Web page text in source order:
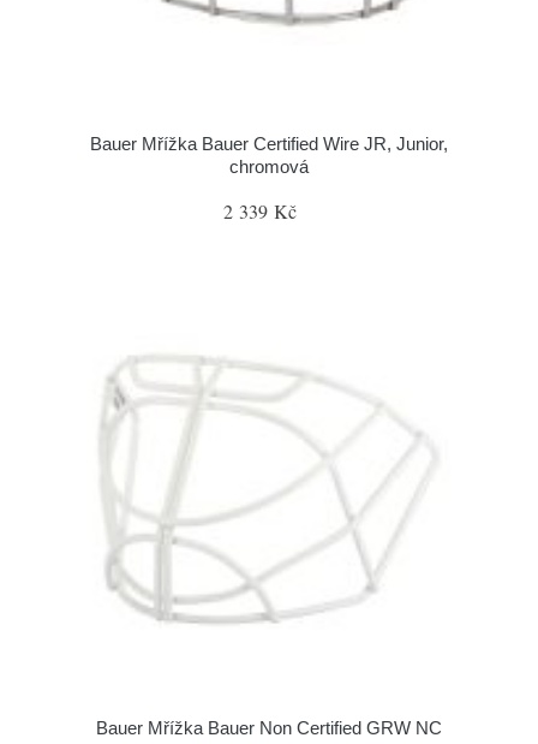
Bauer Mřížka Bauer Certified Wire JR, Junior,
chromová
2 339 Kč
Bauer Mřížka Bauer Non Certified GRW NC